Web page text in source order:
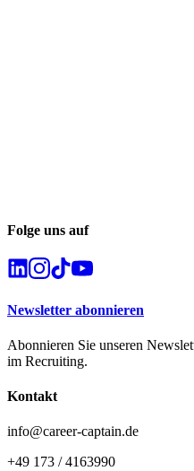
Folge uns auf
Newsletter abonnieren
Abonnieren Sie unseren
im Recruiting.
Kontakt
info@career-captain.de
+49 173 / 4163990